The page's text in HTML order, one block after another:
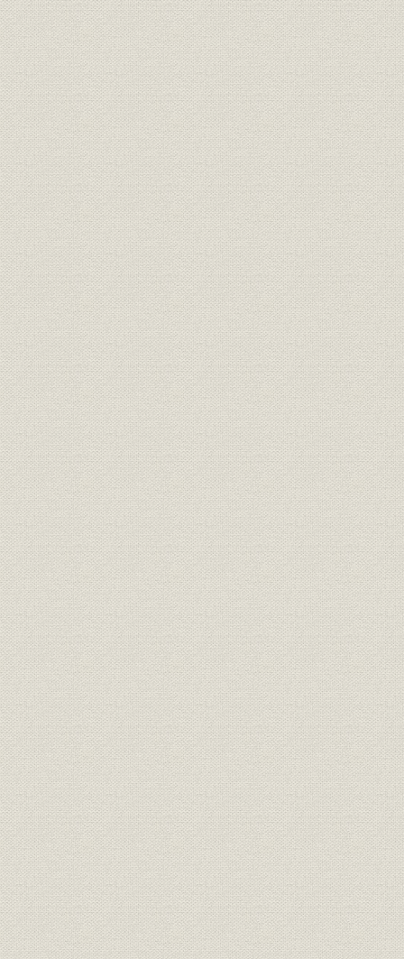
経営 新契約年齢別期別統計表(女)
経営 新契約期別性別統計表
経営 各期新契約種類別統計表
経営 最近十年間新契約種類別比較表
経営 最近十年間新契約職業別統計表
経営 契約異動一覧表(件数)
経営 契約異動一覧表(金額)
経営
契約期により分ちたる第二十五
期末及第三十五期末現在契約件
数
経営
契約期により分ちたる第二十五
期末及第三十五期末現在契約金
額
死亡率
予定死亡及実際死亡比較表(人
員)
死亡率
予定死亡及実際死亡比較表(金
額)
死亡率 未整頓総合死亡率
死亡率
未整頓選択死亡率(男子・契約件
数)
死亡率
未整頓選択死亡率(男子・保険金
額)
死亡率
未整頓選択死亡率(女子・契約件
数)
死亡率
未整頓選択死亡率(女子・保険金
額)
死亡率 未整頓五年截断死亡率
死亡率 整頓総合死亡率(男子)
死亡率
整頓選択及截断死亡率(男子・契
約件数)
死亡率
整頓選択及截断死亡率(男子・保
険金額)